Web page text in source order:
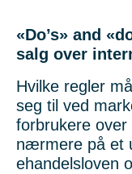
«Do’s» and
salg over
Hvilke regler
seg til ved
forbrukere
nærmere på et
ehandelsloven